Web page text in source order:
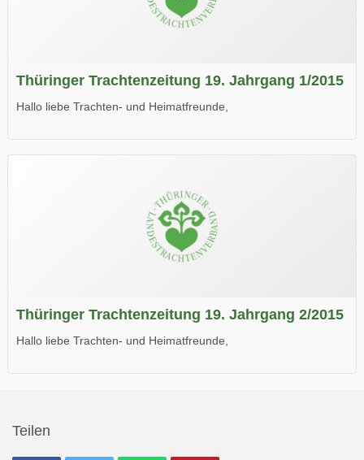
Thüringer Trachtenzeitung 19. Jahrgang 1/2015
Hallo liebe Trachten- und Heimatfreunde,
Wir wünschen Euch viel Spaß beim Lesen.
Thüringer Trachtenzeitung 19. Jahrgang 2/2015
Hallo liebe Trachten- und Heimatfreunde,
Teilen